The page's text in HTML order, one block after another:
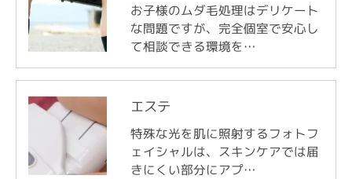
お子様のムダ毛処理はデリケート
な問題ですが、完全個室で安心し
て相談できる環境を…
エステ
特殊な光を肌に照射するフォトフ
ェイシャルは、スキンケアでは届
きにくい部分にアプ…